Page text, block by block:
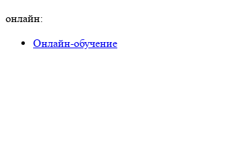
онлайн:
Онлайн-обучение